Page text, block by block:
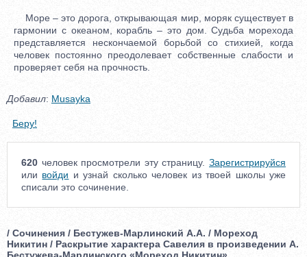
Море – это дорога, открывающая мир, моряк существует в
гармонии с океаном, корабль – это дом. Судьба морехода
представляется нескончаемой борьбой со стихией, когда
человек постоянно преодолевает собственные слабости и
проверяет себя на прочность.
Добавил: Musayka
Беру!
620 человек просмотрели эту страницу. Зарегистрируйся
или войди и узнай сколько человек из твоей школы уже
списали это сочинение.
/ Сочинения / Бестужев-Марлинский А.А. / Мореход
Никитин / Раскрытие характера Савелия в произведении А.